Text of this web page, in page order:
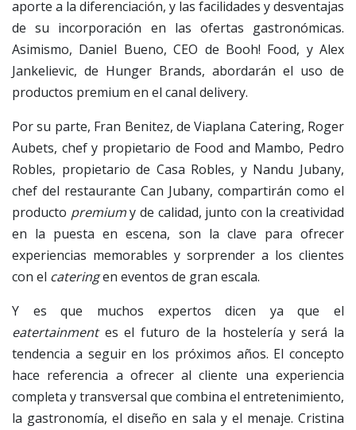
aporte a la diferenciación, y las facilidades y desventajas
de su incorporación en las ofertas gastronómicas.
Asimismo, Daniel Bueno, CEO de Booh! Food, y Alex
Jankelievic, de Hunger Brands, abordarán el uso de
productos premium en el canal delivery.
Por su parte, Fran Benitez, de Viaplana Catering, Roger
Aubets, chef y propietario de Food and Mambo, Pedro
Robles, propietario de Casa Robles, y Nandu Jubany,
chef del restaurante Can Jubany, compartirán como el
producto premiumy de calidad, junto con la creatividad
en la puesta en escena, son la clave para ofrecer
experiencias memorables y sorprender a los clientes
con el cateringen eventos de gran escala.
Y es que muchos expertos dicen ya que el
eatertainmentes el futuro de la hostelería y será la
tendencia a seguir en los próximos años. El concepto
hace referencia a ofrecer al cliente una experiencia
completa y transversal que combina el entretenimiento,
la gastronomía, el diseño en sala y el menaje. Cristina